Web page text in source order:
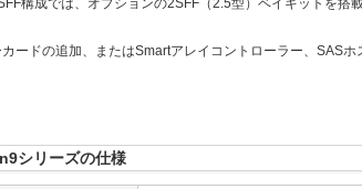
構成では、オプションの2SFF（2.5型）ベイキットを搭
ードの追加、またはSmartアレイコントローラー、SAS
シリーズの仕様